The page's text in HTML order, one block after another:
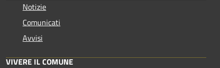
Notizie
Comunicati
Avvisi
VIVERE IL COMUNE